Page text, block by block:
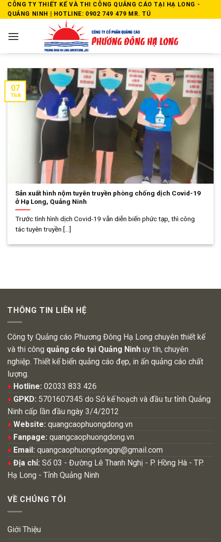
Skip
to
CÔNG TY THIẾT KẾ VÀ THI CÔNG QUẢNG CÁO TẠI HẠ LONG -
QUẢNG NINH | HOTLINE: 0902 749 479 MR. TÚ
Sản xuất hình nộm tuyên truyền phòng chống dịch Covid-19
ở Hạ Long, Quảng Ninh
Trước tình hình dịch Covid-19 vẫn diễn biến phức tạp, thì công
tác tuyên truyền [...]
07
Th8
THÔNG TIN LIÊN HỆ
Công ty Quảng cáo Phương Đông Hạ Long chuyên thiết kế
và thi công quảng cáo tại Quảng Ninh uy tín, chuyên
nghiệp. Thiết kế biển quảng cáo đẹp, in ấn quảng cáo chất
lượng.
♦ Hotline: 02033 833 426
♦ GPKD: 5701607345 do Sở kế hoạch và đầu tư tỉnh Quảng
Ninh cấp lần đầu ngày 3/4/2012
♦ Website: quangcaophuongdong.vn
♦ Fanpage: quangcaophuongdong.vn
♦ Email: quangcaophuongdongqn@gmail.com
♦ Địa chỉ: Số 03 - Đường Lê Thanh Nghị - P. Hồng Hà - TP.
Hạ Long - Tỉnh Quảng Ninh
VỀ CHÚNG TÔI
Giới Thiệu